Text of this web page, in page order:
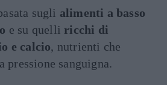
sugli alimenti a basso
e su quelli ricchi di
e calcio, nutrienti che
pressione sanguigna.